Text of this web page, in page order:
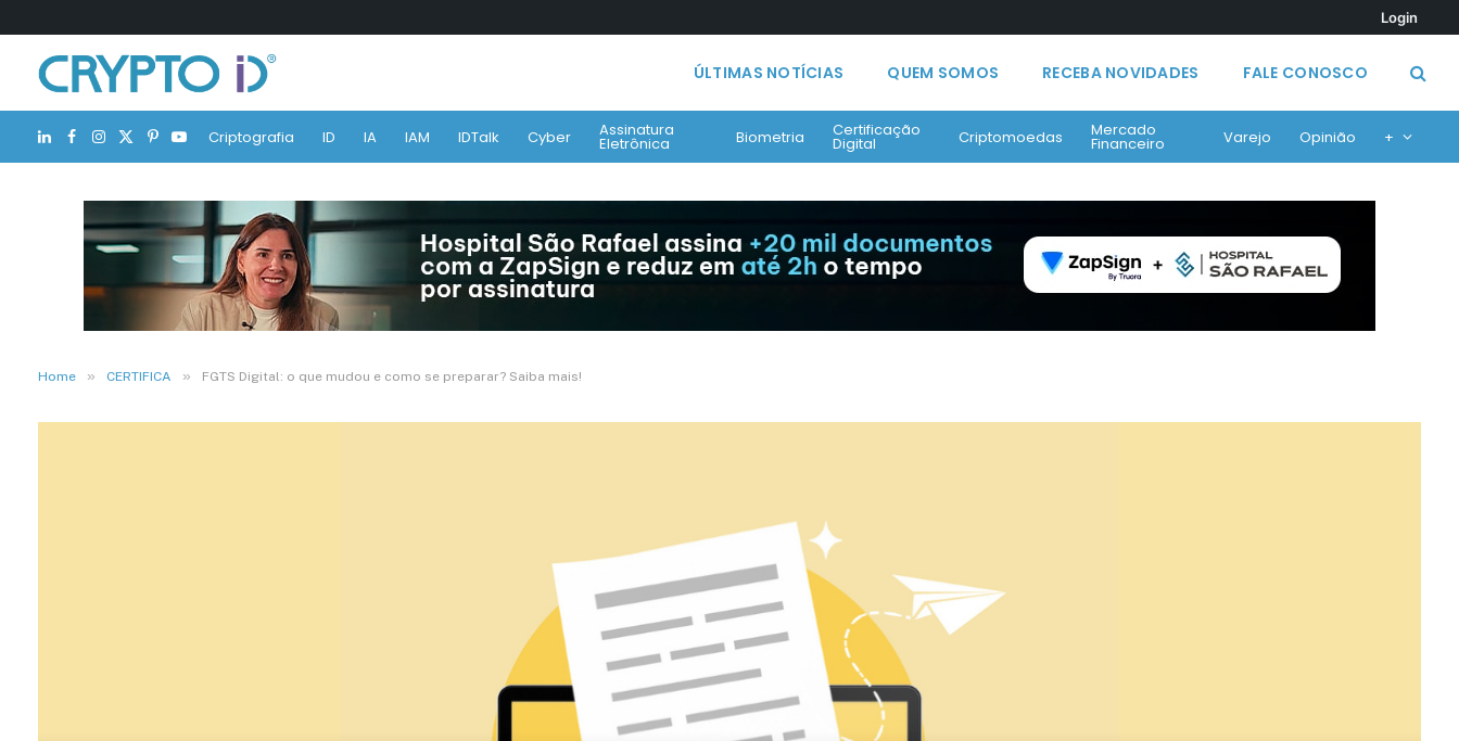
Login
ÚLTIMAS NOTÍCIAS QUEM SOMOS RECEBA NOVIDADES FALE CONOSCO
LinkedIn
Facebook
Instagram
X
(Twitter)
Pinterest
YouTubeCriptografia ID IA IAM IDTalk Cyber Assinatura
Eletrônica Biometria Certificação
Digital Criptomoedas Mercado
Financeiro Varejo Opinião +
Home » CERTIFICA » FGTS Digital: o que mudou e como se preparar? Saiba mais!